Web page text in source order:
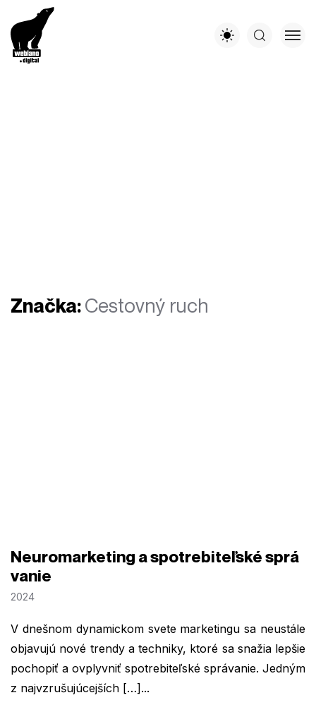
Značka:Cestovný ruch
Neuromarketing a spotrebiteľské sprá
vanie
2024
V dnešnom dynamickom svete marketingu sa neustále
objavujú nové trendy a techniky, ktoré sa snažia lepšie
pochopiť a ovplyvniť spotrebiteľské správanie. Jedným
z najvzrušujúcejších […]...